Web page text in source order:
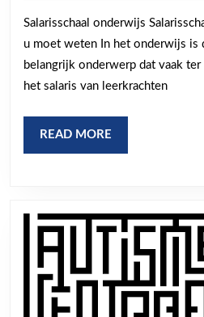
weten
over
de
Salarisschaal onderwijs
u moet weten In het onderwijs is
belangrijk onderwerp dat vaak
het salaris van leerkrachten
READ MORE
MORE